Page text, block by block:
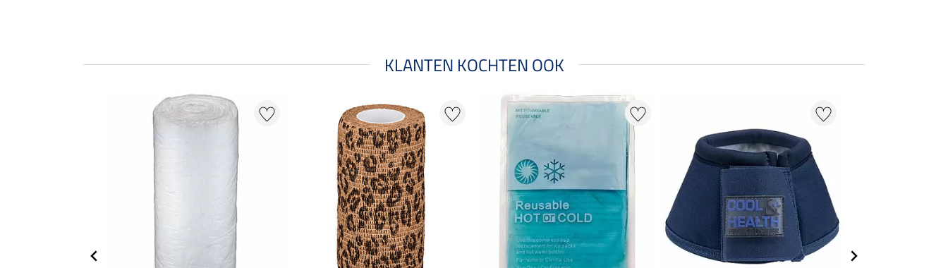
KLANTEN KOCHTEN OOK